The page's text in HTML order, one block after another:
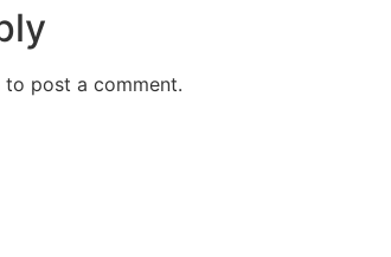
to post a comment.